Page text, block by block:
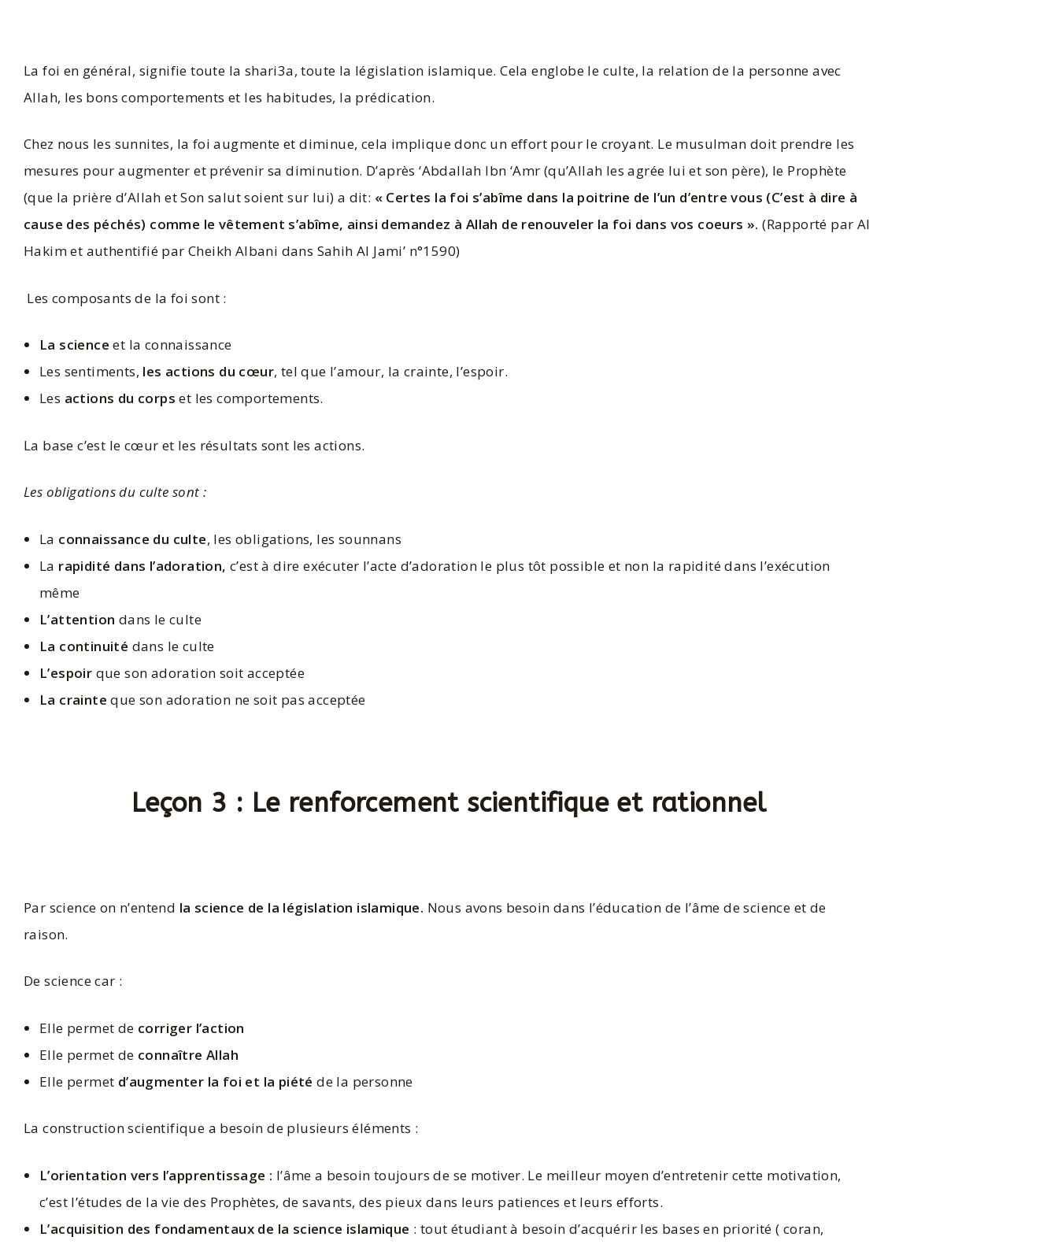
La foi en général, signifie toute la shari3a, toute la législation islamique. Cela englobe le culte, la relation de la personne avec
Allah, les bons comportements et les habitudes, la prédication.
Chez nous les sunnites, la foi augmente et diminue, cela implique donc un effort pour le croyant. Le musulman doit prendre les
mesures pour augmenter et prévenir sa diminution. D’après ‘Abdallah Ibn ‘Amr (qu’Allah les agrée lui et son père), le Prophète
(que la prière d’Allah et Son salut soient sur lui) a dit: « Certes la foi s’abîme dans la poitrine de l’un d’entre vous (C’est à dire à
cause des péchés) comme le vêtement s’abîme, ainsi demandez à Allah de renouveler la foi dans vos coeurs ». (Rapporté par Al
Hakim et authentifié par Cheikh Albani dans Sahih Al Jami’ n°1590)
Les composants de la foi sont :
La science et la connaissance
Les sentiments, les actions du cœur, tel que l’amour, la crainte, l’espoir.
Les actions du corps et les comportements.
La base c’est le cœur et les résultats sont les actions.
Les obligations du culte sont :
La connaissance du culte, les obligations, les sounnans
La rapidité dans l’adoration,c’est à dire exécuter l’acte d’adoration le plus tôt possible et non la rapidité dans l’exécution
même
L’attention dans le culte
La continuité dans le culte
L’espoir que son adoration soit acceptée
La crainte que son adoration ne soit pas acceptée
Leçon 3 : Le renforcement scientifique et rationnel
Par science on n’entend la science de la législation islamique. Nous avons besoin dans l’éducation de l’âme de science et de
raison.
De science car :
Elle permet de corriger l’action
Elle permet de connaître Allah
Elle permet d’augmenter la foi et la piété de la personne
La construction scientifique a besoin de plusieurs éléments :
L’orientation vers l’apprentissage : l’âme a besoin toujours de se motiver. Le meilleur moyen d’entretenir cette motivation,
c’est l’études de la vie des Prophètes, de savants, des pieux dans leurs patiences et leurs efforts.
L’acquisition des fondamentaux de la science islamique : tout étudiant à besoin d’acquérir les bases en priorité ( coran,